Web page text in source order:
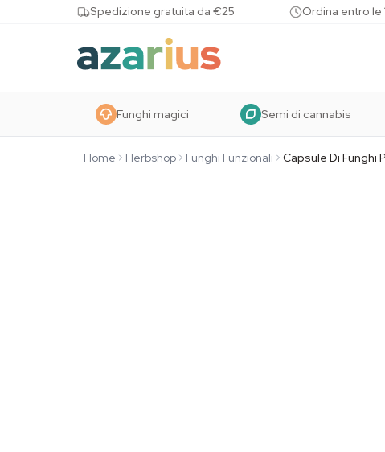
Skip to contentSpedizione gratuita da €25 Ordina entro le
Funghi magici Semi di cannabis
Home Herbshop Funghi Funzionali Capsule Di Funghi